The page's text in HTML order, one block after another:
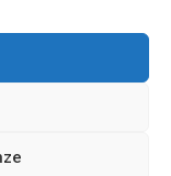
riservati.